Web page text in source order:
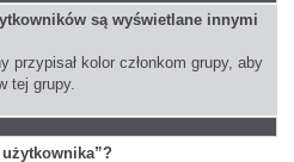
są wyświetlane innymi
przypisał kolor członkom grupy, aby
tej grupy.